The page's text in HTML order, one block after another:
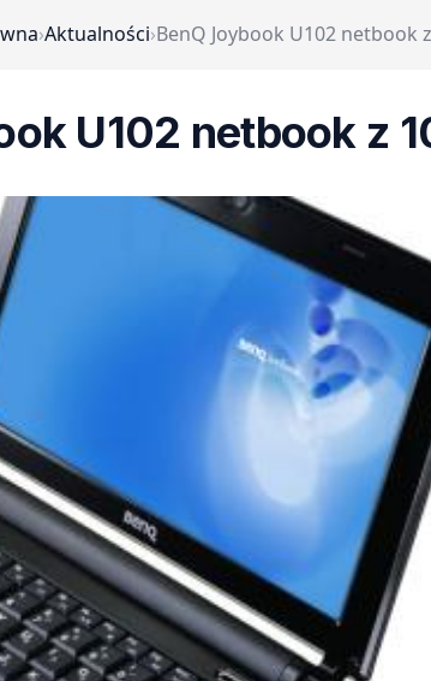
›Aktualności›BenQ Joybook U102 netbook
U102 netbook z